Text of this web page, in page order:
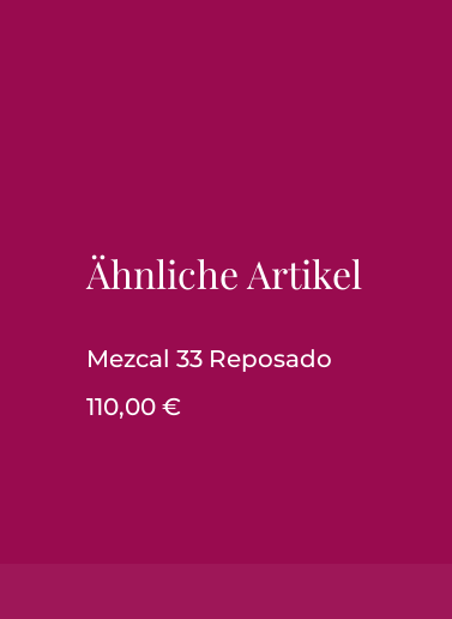
Ähnliche Artikel
Mezcal 33 Reposado
110,00 €